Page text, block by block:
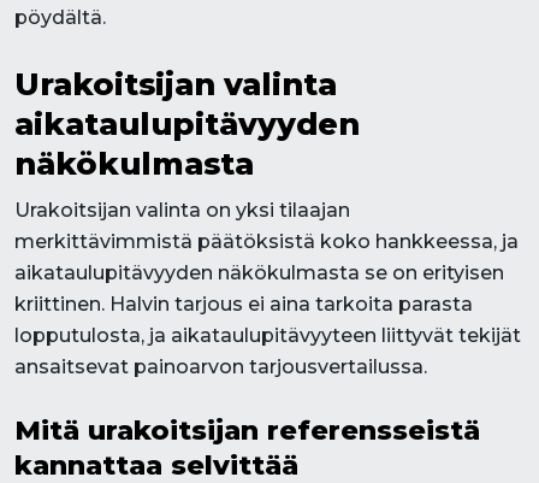
pöydältä.
Urakoitsijan valinta
aikataulupitävyyden
näkökulmasta
Urakoitsijan valinta on yksi tilaajan
merkittävimmistä päätöksistä koko hankkeessa, ja
aikataulupitävyyden näkökulmasta se on erityisen
kriittinen. Halvin tarjous ei aina tarkoita parasta
lopputulosta, ja aikataulupitävyyteen liittyvät tekijät
ansaitsevat painoarvon tarjousvertailussa.
Mitä urakoitsijan referensseistä
kannattaa selvittää